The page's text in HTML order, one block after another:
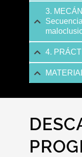
3.
4.